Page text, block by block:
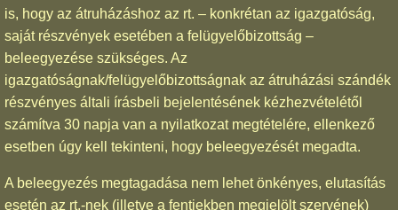
is, hogy az átruházáshoz az rt. – konkrétan az igazgatóság,
saját részvények esetében a felügyelőbizottság –
beleegyezése szükséges. Az
igazgatóságnak/felügyelőbizottságnak az átruházási szándék
részvényes általi írásbeli bejelentésének kézhezvételétől
számítva 30 napja van a nyilatkozat megtételére, ellenkező
esetben úgy kell tekinteni, hogy beleegyezését megadta.
A beleegyezés megtagadása nem lehet önkényes, elutasítás
esetén az rt.-nek (illetve a fentiekben megjelölt szervének)